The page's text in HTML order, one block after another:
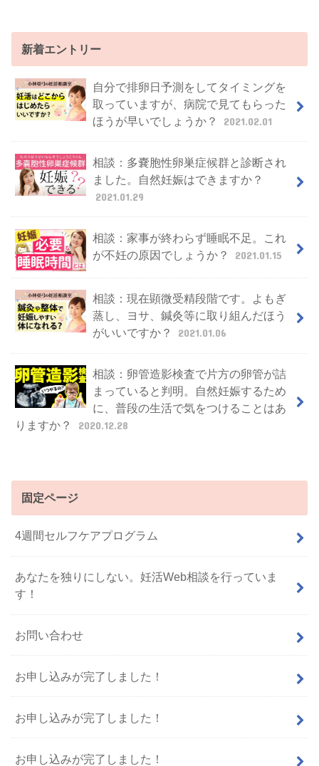
新着エントリー
自分で排卵日予測をしてタイミングを
取っていますが、病院で見てもらった
ほうが早いでしょうか？
2021.02.01
相談：多嚢胞性卵巣症候群と診断され
ました。自然妊娠はできますか？
2021.01.29
相談：家事が終わらず睡眠不足。これ
が不妊の原因でしょうか？
2021.01.15
相談：現在顕微受精段階です。よもぎ
蒸し、ヨサ、鍼灸等に取り組んだほう
がいいですか？
2021.01.06
相談：卵管造影検査で片方の卵管が詰
まっていると判明。自然妊娠するため
に、普段の生活で気をつけることはあ
りますか？
2020.12.28
固定ページ
4週間セルフケアプログラム
あなたを独りにしない。妊活Web相談を行っていま
す！
お問い合わせ
お申し込みが完了しました！
お申し込みが完了しました！
お申し込みが完了しました！